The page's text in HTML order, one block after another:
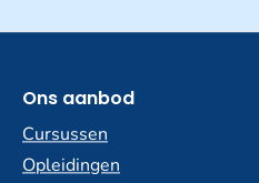
Ons aanbod
Cursussen
Opleidingen